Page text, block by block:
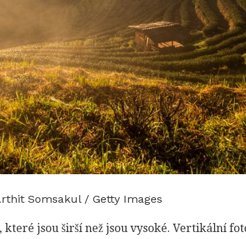
Somsakul / Getty Images
které jsou širší než jsou vysoké. Vertikální